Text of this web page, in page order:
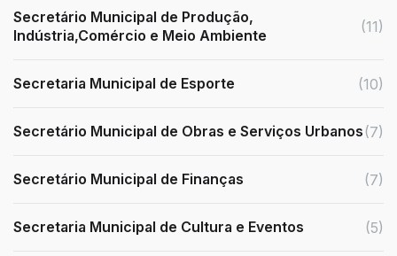
Secretário Municipal de Produção,
Indústria,Comércio e Meio Ambiente
(11)
Secretaria Municipal de Esporte (10)
Secretário Municipal de Obras e Serviços Urbanos(7)
Secretário Municipal de Finanças (7)
Secretaria Municipal de Cultura e Eventos (5)